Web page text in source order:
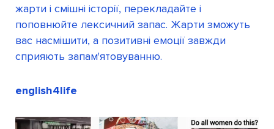
жарти і смішні історії, перекладайте і
поповнюйте лексичний запас. Жарти зможуть
вас насмішити, а позитивні емоції завжди
сприяють запам'ятовуванню.
english4life